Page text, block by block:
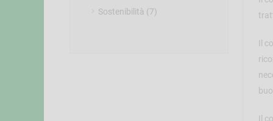
Il
Il
Sostenibilità (7)